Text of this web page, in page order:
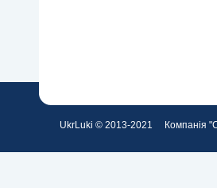
UkrLuki © 2013-2021 Компанія